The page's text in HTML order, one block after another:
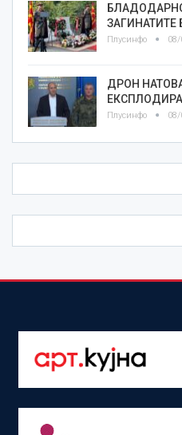
ЗАГИНАТИТЕ
Плусинфо
ДРОН
Плусинфо